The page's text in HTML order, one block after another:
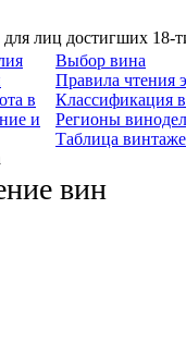
лиц достигших 18-
в
и
Выбор вина
Правила чтения
Классификация
Регионы
Таблица